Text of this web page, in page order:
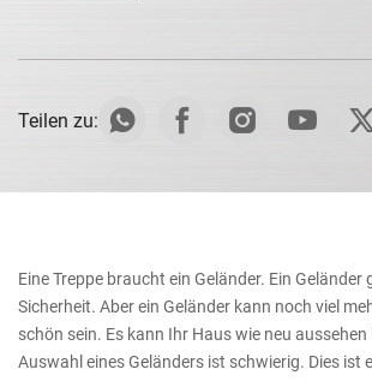
Teilen zu:
Eine Treppe braucht ein Geländer. Ein Geländer
Sicherheit. Aber ein Geländer kann noch viel
schön sein. Es kann Ihr Haus wie neu
Auswahl eines Geländers ist schwierig. Dies ist